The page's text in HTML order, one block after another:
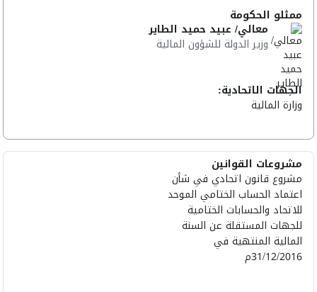
ممثلو الحكومة
معالي/ عبيد حميد الطاير
وزير الدولة للشؤون المالية
الجهات الاتحادية:
وزارة المالية
مشروعات القوانين
مشروع قانون اتحادي في شأن
اعتماد الحساب الختامي الموحد
للاتحاد والحسابات الختامية
للجهات المستقلة عن السنة
المالية المنتهية في
31/12/2016م